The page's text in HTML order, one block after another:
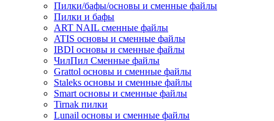
Пилки/бафы/основы и сменные файлы
Пилки и бафы
ART NAIL сменные файлы
ATIS основы и сменные файлы
IBDI основы и сменные файлы
ЧилПил Сменные файлы
Grattol основы и сменные файлы
Staleks основы и сменные файлы
Smart основы и сменные файлы
Tirnak пилки
Lunail основы и сменные файлы